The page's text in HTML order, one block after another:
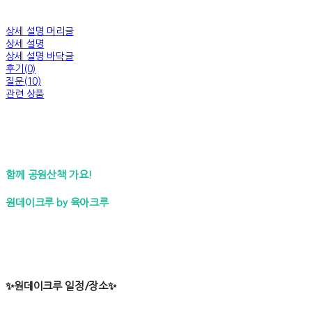
상세 설명 머리글
상세 설명
상세 설명 바닥글
후기(0)
질문(10)
관련 상품
함께 공원산책 가요!
원데이크루 by 육아크루
✨원데이크루 일정/장소✨